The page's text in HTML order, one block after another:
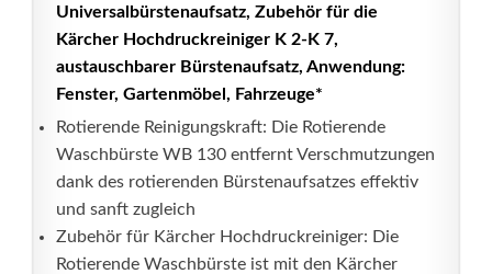
Universalbürstenaufsatz, Zubehör für die
Kärcher Hochdruckreiniger K 2-K 7,
austauschbarer Bürstenaufsatz, Anwendung:
Fenster, Gartenmöbel, Fahrzeuge*
Rotierende Reinigungskraft: Die Rotierende
Waschbürste WB 130 entfernt Verschmutzungen
dank des rotierenden Bürstenaufsatzes effektiv
und sanft zugleich
Zubehör für Kärcher Hochdruckreiniger: Die
Rotierende Waschbürste ist mit den Kärcher